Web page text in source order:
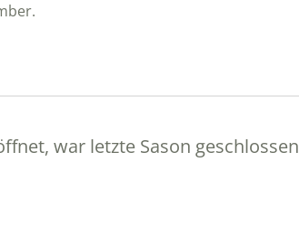
war letzte Sason geschlossen